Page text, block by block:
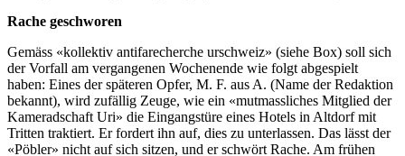
Rache geschworen
Gemäss «kollektiv antifarecherche urschweiz» (siehe Box) soll sich
der Vorfall am vergangenen Wochenende wie folgt abgespielt
haben: Eines der späteren Opfer, M. F. aus A. (Name der Redaktion
bekannt), wird zufällig Zeuge, wie ein «mutmassliches Mitglied der
Kameradschaft Uri» die Eingangstüre eines Hotels in Altdorf mit
Tritten traktiert. Er fordert ihn auf, dies zu unterlassen. Das lässt der
«Pöbler» nicht auf sich sitzen, und er schwört Rache. Am frühen